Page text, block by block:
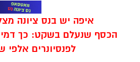
איפה יש בנס ציונה
הכסף שנעלם בשקט: כך דמי
לפנסיונרים אלפי